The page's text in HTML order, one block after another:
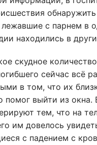
обнаружить
с парнем в
находились в
скудное
сейчас всё
в том, что их
помог выйти из окна.
тем, что на
им довелось
с падением с